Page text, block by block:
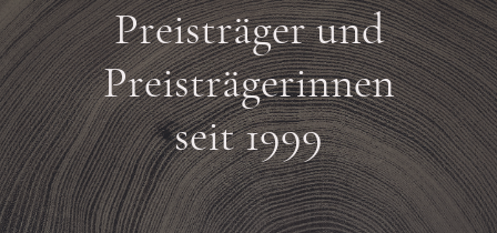
Preisträger und
Preisträgerinnen
seit 1999